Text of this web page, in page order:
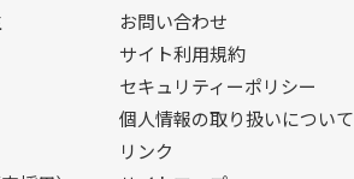
お問い合わせ
サイト利用規約
セキュリティーポリシー
個人情報の取り扱いについて
リンク